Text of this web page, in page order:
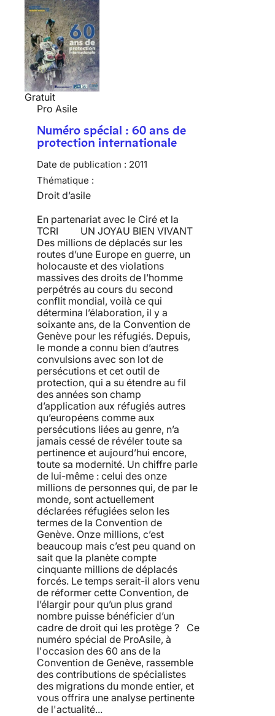
Gratuit
Pro Asile
Numéro spécial : 60 ans de
protection internationale
Date de publication : 2011
Thématique :
Droit d’asile
En partenariat avec le Ciré et la
TCRI UN JOYAU BIEN VIVANT
Des millions de déplacés sur les
routes d’une Europe en guerre, un
holocauste et des violations
massives des droits de l’homme
perpétrés au cours du second
conflit mondial, voilà ce qui
détermina l’élaboration, il y a
soixante ans, de la Convention de
Genève pour les réfugiés. Depuis,
le monde a connu bien d’autres
convulsions avec son lot de
persécutions et cet outil de
protection, qui a su étendre au fil
des années son champ
d’application aux réfugiés autres
qu’européens comme aux
persécutions liées au genre, n’a
jamais cessé de révéler toute sa
pertinence et aujourd’hui encore,
toute sa modernité. Un chiffre parle
de lui-même : celui des onze
millions de personnes qui, de par le
monde, sont actuellement
déclarées réfugiées selon les
termes de la Convention de
Genève. Onze millions, c’est
beaucoup mais c’est peu quand on
sait que la planète compte
cinquante millions de déplacés
forcés. Le temps serait-il alors venu
de réformer cette Convention, de
l’élargir pour qu’un plus grand
nombre puisse bénéficier d’un
cadre de droit qui les protège ? Ce
numéro spécial de ProAsile, à
l'occasion des 60 ans de la
Convention de Genève, rassemble
des contributions de spécialistes
des migrations du monde entier, et
vous offrira une analyse pertinente
de l'actualité...